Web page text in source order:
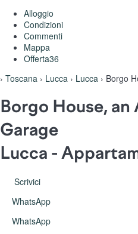
Alloggio
Condizioni
Commenti
Mappa
Offerta36
› Toscana › Lucca › Lucca › Borgo
Borgo House,
Garage
Lucca -
Scrivici
WhatsApp
WhatsApp